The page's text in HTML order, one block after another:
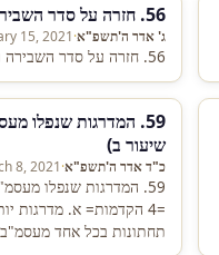
56. חזרה על סדר השבירה ועליית היסוד והמלכות עד לדעת
ג' אדר ה'תשפ"א·
15, 2021
56. חזרה על סדר השבירה ועליית היסוד והמלכות עד לדעת
59. המדרגות שנפלו
שיעור ב)
כ"ד אדר ה'תשפ"א·
8, 2021
59. המדרגות שנפלו
=4 הקדמות= א. מדרגות
תחתונות בכל אחד